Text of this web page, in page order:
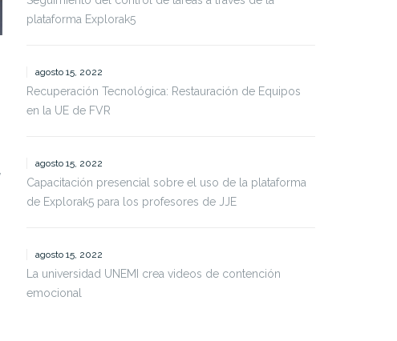
plataforma Explorak5
agosto 15, 2022
Recuperación Tecnológica: Restauración de Equipos
en la UE de FVR
agosto 15, 2022
Capacitación presencial sobre el uso de la plataforma
de Explorak5 para los profesores de JJE
agosto 15, 2022
La universidad UNEMI crea videos de contención
emocional